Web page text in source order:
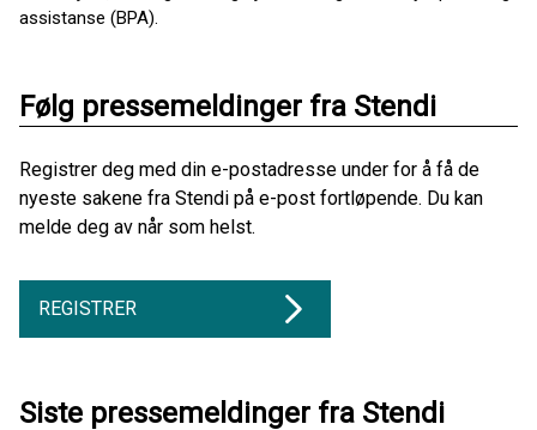
assistanse (BPA).
Følg pressemeldinger fra Stendi
Registrer deg med din e-postadresse under for å få de
nyeste sakene fra Stendi på e-post fortløpende. Du kan
melde deg av når som helst.
REGISTRER
Siste pressemeldinger fra Stendi